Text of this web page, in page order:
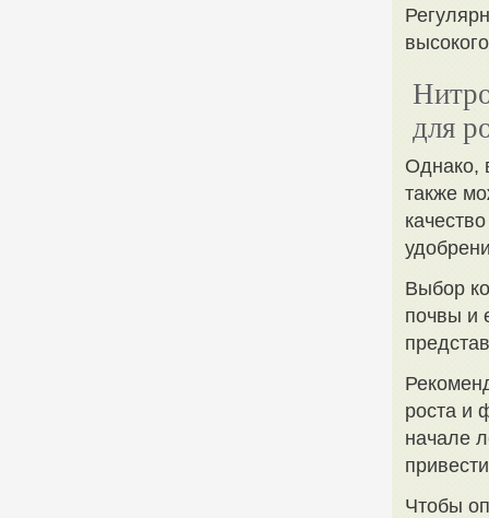
для
Однако,
также
Выбор
почвы и
роста и
начале
Чтобы